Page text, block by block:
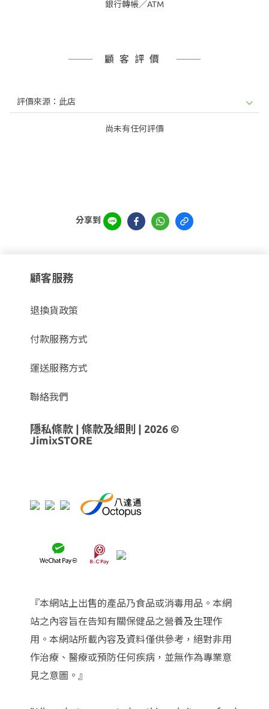
銀行轉帳／ATM
顧客評價
尚未有任何評價
分享到
顧客服務
退換貨政策
付款服務方式
運送服務方式
聯絡我們
隱私條款 條款及細則
| 2026 ©
JimixSTORE
『本網站上出售的產品乃食品或消毒用品。本網
站之內容旨在告知有關保健品之營養及生理作
用。本網站所載內容及資料僅供參考，絕對非用
作治療、醫療或預防任何疾病，並無作為專業意
見之意圖。』